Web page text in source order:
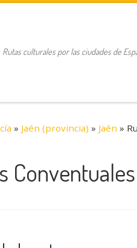
Rutas culturales por las ciudades de
» Jaén (provincia) » Jaén »